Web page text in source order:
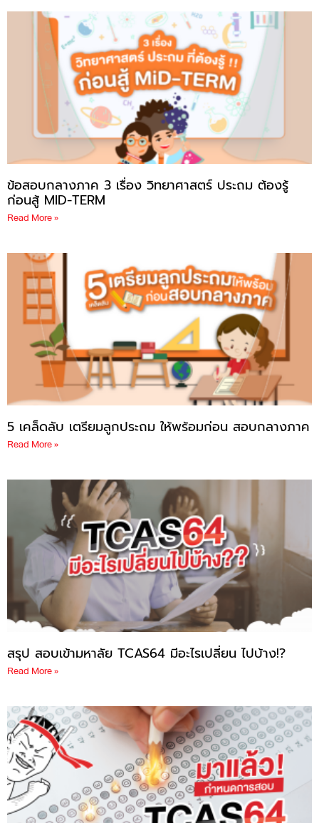
ข้อสอบกลางภาค 3 เรื่อง วิทยาศาสตร์ ประถม ต้องรู้
ก่อนสู้ MID-TERM
Read More »
5 เคล็ดลับ เตรียมลูกประถม ให้พร้อมก่อน สอบกลางภาค
Read More »
สรุป สอบเข้ามหาลัย TCAS64 มีอะไรเปลี่ยน ไปบ้าง!?
Read More »